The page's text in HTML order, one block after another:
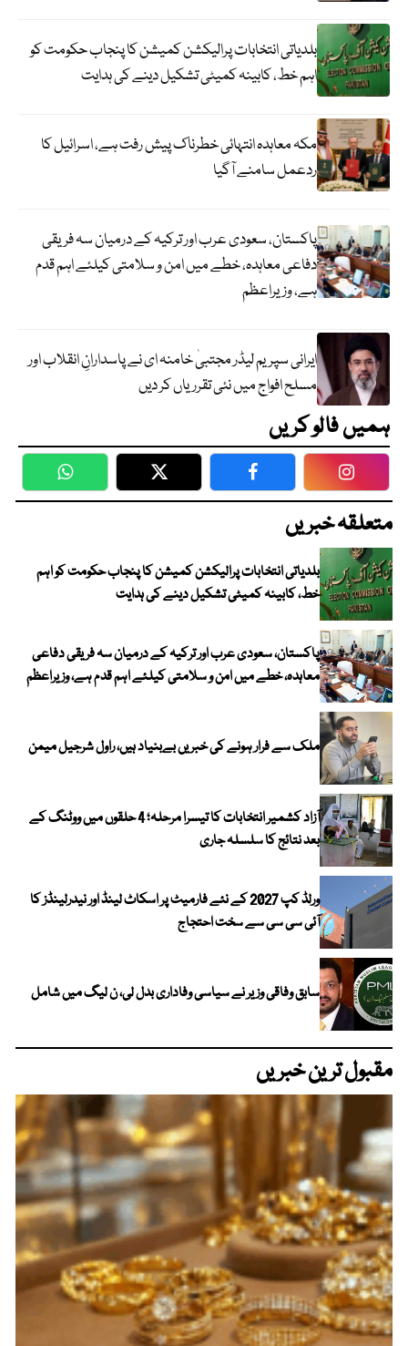
بلدیاتی انتخابات پرالیکشن کمیشن کا پنجاب حکومت کو
اہم خط، کابینہ کمیٹی تشکیل دینے کی ہدایت
مکہ معاہدہ انتہائی خطرناک پیش رفت ہے، اسرائیل کا
ردعمل سامنے آگیا
پاکستان، سعودی عرب اور ترکیہ کے درمیان سہ فریقی
دفاعی معاہدہ، خطے میں امن و سلامتی کیلئے اہم قدم
ہے، وزیراعظم
ایرانی سپریم لیڈر مجتبیٰ خامنہ ای نے پاسدارانِ انقلاب اور
مسلح افواج میں نئی تقرریاں کر دیں
ہمیں فالو کریں
WhatsApp Twitter Facebook
متعلقہ خبریں
بلدیاتی انتخابات پرالیکشن کمیشن کا پنجاب حکومت کو اہم
خط، کابینہ کمیٹی تشکیل دینے کی ہدایت
پاکستان، سعودی عرب اور ترکیہ کے درمیان سہ فریقی دفاعی
معاہدہ، خطے میں امن و سلامتی کیلئے اہم قدم ہے، وزیراعظم
ملک سے فرار ہونے کی خبریں بےبنیاد ہیں، راول شرجیل میمن
آزاد کشمیر انتخابات کا تیسرا مرحلہ؛ 4 حلقوں میں ووٹنگ کے
بعد نتائج کا سلسلہ جاری
ورلڈ کپ 2027 کے نئے فارمیٹ پر اسکاٹ لینڈ اور نیدرلینڈز کا
آئی سی سی سے سخت احتجاج
سابق وفاقی وزیر نے سیاسی وفاداری بدل لی، ن لیگ میں شامل
مقبول ترین خبریں